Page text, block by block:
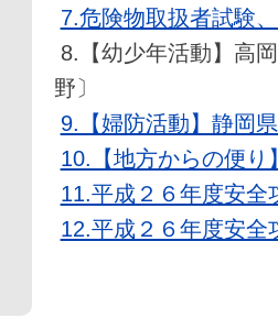
7.危険物取扱者試験
8.【幼少年活動】高
野〕
9.【婦防活動】静岡
10.【地方からの便り
11.平成２６年度安全
12.平成２６年度安全